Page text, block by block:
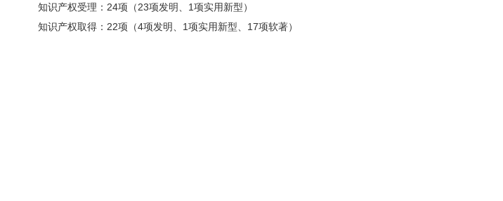
知识产权受理：24项（23项发明、1项实用新型）
知识产权取得：22项（4项发明、1项实用新型、17项软著）